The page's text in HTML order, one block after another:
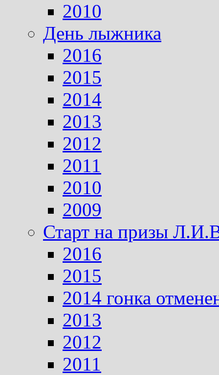
2010
День лыжника
2016
2015
2014
2013
2012
2011
2010
2009
Старт на призы
2016
2015
2014 гонка
2013
2012
2011